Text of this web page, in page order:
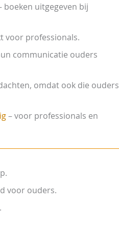
boeken uitgegeven bij
voor professionals.
communicatie ouders
omdat ook die ouders
– voor professionals en
voor ouders.